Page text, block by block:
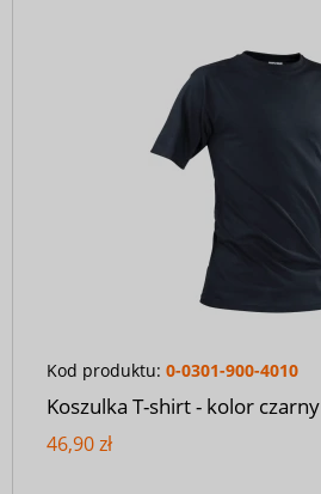
Kod produktu: 0-0301-900-4010
Koszulka T-shirt - kolor czarny
46,90 zł